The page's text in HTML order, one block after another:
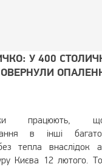
У 400
працюють,
в інші
тепла внаслідок
Києва 12 лютого.